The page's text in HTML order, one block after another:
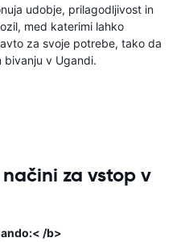
udobje, prilagodljivost in
med katerimi lahko
za svoje potrebe, tako da
bivanju v Ugandi.
za vstop v
/b>